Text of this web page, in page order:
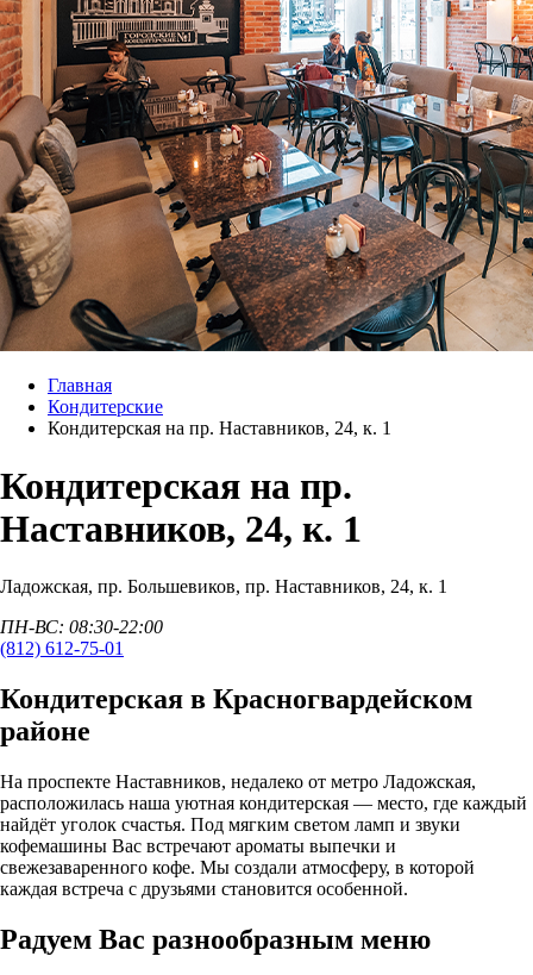
Главная
Кондитерские
Кондитерская на пр. Наставников, 24, к. 1
Кондитерская на пр.
Наставников, 24, к. 1
Ладожская, пр. Большевиков, пр. Наставников, 24, к. 1
ПН-ВС: 08:30-22:00
(812) 612-75-01
Кондитерская в Красногвардейском
районе
На проспекте Наставников, недалеко от метро Ладожская,
расположилась наша уютная кондитерская — место, где каждый
найдёт уголок счастья. Под мягким светом ламп и звуки
кофемашины Вас встречают ароматы выпечки и
свежезаваренного кофе. Мы создали атмосферу, в которой
каждая встреча с друзьями становится особенной.
Радуем Вас разнообразным меню